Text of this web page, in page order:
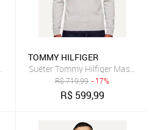
Signature V-Neck Cinza Mescla
TOMMY HILFIGER
Suéter Tommy Hilfiger
R$719,99 - 17%
R$ 599,99